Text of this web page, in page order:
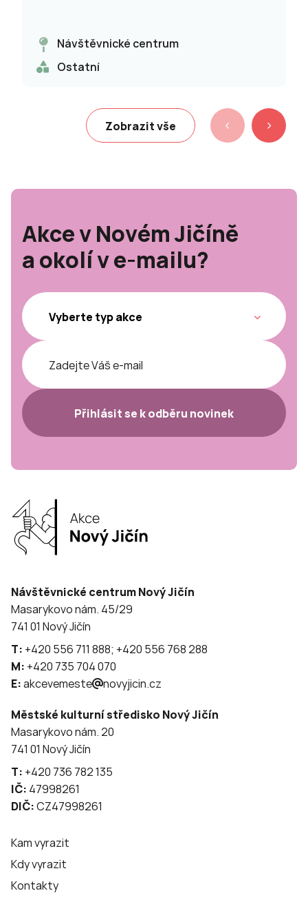
Návštěvnické centrum
Ostatní
Zobrazit vše
Akce v Novém Jičíně
a okolí v e-mailu?
Přihlásit se k odběru novinek
Návštěvnické centrum Nový Jičín
Masarykovo nám. 45/29
741 01 Nový Jičín
T: +420 556 711 888; +420 556 768 288
M: +420 735 704 070
E:akcevemeste novyjicin.cz
Městské kulturní středisko Nový Jičín
Masarykovo nám. 20
741 01 Nový Jičín
T: +420 736 782 135
IČ: 47998261
DIČ:CZ47998261
Kam vyrazit
Kdy vyrazit
Kontakty